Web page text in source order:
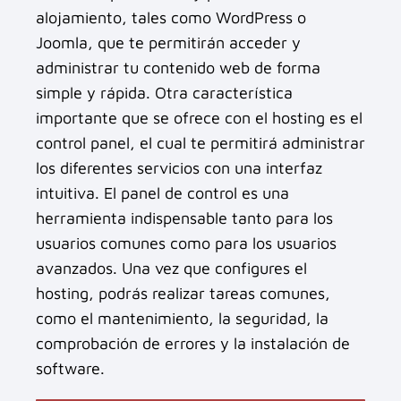
alojamiento, tales como WordPress o
Joomla, que te permitirán acceder y
administrar tu contenido web de forma
simple y rápida. Otra característica
importante que se ofrece con el hosting es el
control panel, el cual te permitirá administrar
los diferentes servicios con una interfaz
intuitiva. El panel de control es una
herramienta indispensable tanto para los
usuarios comunes como para los usuarios
avanzados. Una vez que configures el
hosting, podrás realizar tareas comunes,
como el mantenimiento, la seguridad, la
comprobación de errores y la instalación de
software.